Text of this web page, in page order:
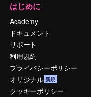
はじめに
Academy
ドキュメント
サポート
利用規約
プライバシーポリシー
オリジナル 新規
クッキーポリシー